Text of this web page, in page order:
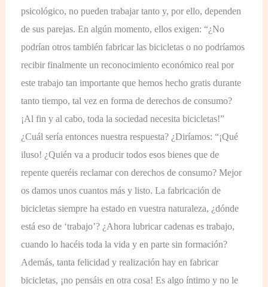
psicológico, no pueden trabajar tanto y, por ello, dependen
de sus parejas. En algún momento, ellos exigen: “¿No
podrían otros también fabricar las bicicletas o no podríamos
recibir finalmente un reconocimiento económico real por
este trabajo tan importante que hemos hecho gratis durante
tanto tiempo, tal vez en forma de derechos de consumo?
¡Al fin y al cabo, toda la sociedad necesita bicicletas!”
¿Cuál sería entonces nuestra respuesta? ¿Diríamos: “¡Qué
iluso! ¿Quién va a producir todos esos bienes que de
repente queréis reclamar con derechos de consumo? Mejor
os damos unos cuantos más y listo. La fabricación de
bicicletas siempre ha estado en vuestra naturaleza, ¿dónde
está eso de ‘trabajo’? ¿Ahora lubricar cadenas es trabajo,
cuando lo hacéis toda la vida y en parte sin formación?
Además, tanta felicidad y realización hay en fabricar
bicicletas, ¡no pensáis en otra cosa! Es algo íntimo y no le